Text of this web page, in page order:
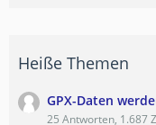
Heiße Themen
GPX-Daten
25 Antworten, 1.687